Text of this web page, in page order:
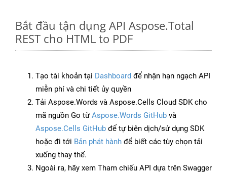
Bắt đầu tận dụng API Aspose.Total
REST cho HTML to PDF
Tạo tài khoản tại Dashboard để nhận hạn ngạch API
miễn phí và chi tiết ủy quyền
Tải Aspose.Words và Aspose.Cells Cloud SDK cho
mã nguồn Go từAspose.Words GitHub và
Aspose.Cells GitHub để tự biên dịch/sử dụng SDK
hoặc đi tới Bản phát hành để biết các tùy chọn tải
xuống thay thế.
Ngoài ra, hãy xem Tham chiếu API dựa trên Swagger